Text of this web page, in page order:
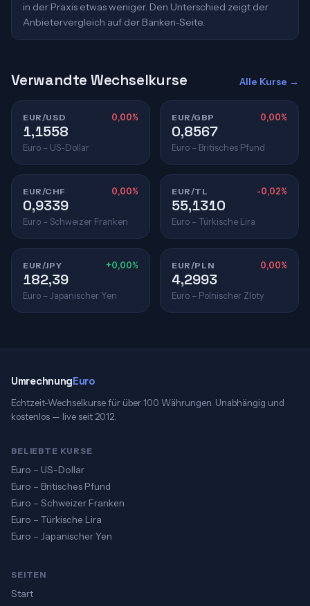
in der Praxis etwas weniger. Den Unterschied zeigt der
Anbietervergleich auf der Banken-Seite.
Verwandte Wechselkurse Alle Kurse →
EUR/USD 0,00%
1,1558
Euro – US-Dollar
EUR/GBP 0,00%
0,8567
Euro – Britisches Pfund
EUR/CHF 0,00%
0,9339
Euro – Schweizer Franken
EUR/TL -0,02%
55,1310
Euro – Türkische Lira
EUR/JPY +0,00%
182,39
Euro – Japanischer Yen
EUR/PLN 0,00%
4,2993
Euro – Polnischer Zloty
UmrechnungEuro
Echtzeit-Wechselkurse für über 100 Währungen. Unabhängig und
kostenlos — live seit 2012.
BELIEBTE KURSE
Euro – US-Dollar
Euro – Britisches Pfund
Euro – Schweizer Franken
Euro – Türkische Lira
Euro – Japanischer Yen
SEITEN
Start